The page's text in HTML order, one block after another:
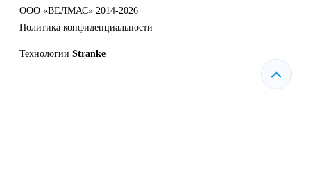
ООО «ВЕЛМАС» 2014-2026
Политика конфиденциальности
Технологии Stranke